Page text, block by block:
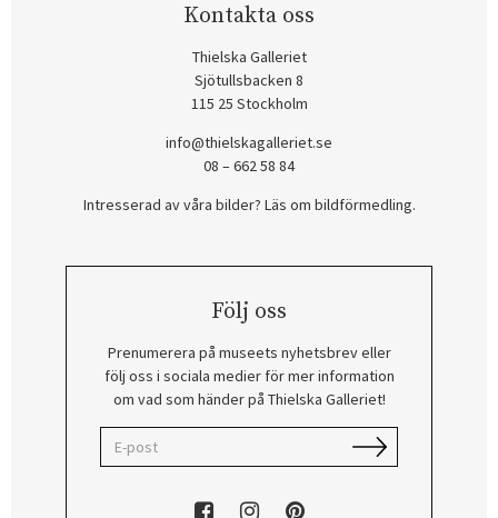
Kontakta oss
Thielska Galleriet
Sjötullsbacken 8
115 25 Stockholm
info@thielskagalleriet.se
08 – 662 58 84
Intresserad av våra bilder? Läs om bildförmedling.
Följ oss
Prenumerera på museets nyhetsbrev eller
följ oss i sociala medier för mer information
om vad som händer på Thielska Galleriet!